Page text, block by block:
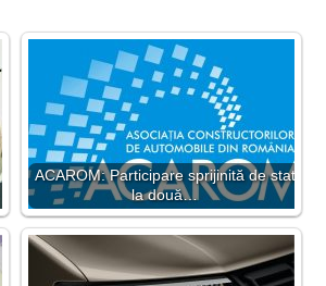
ACAROM: Participare sprijinită de stat
la două…